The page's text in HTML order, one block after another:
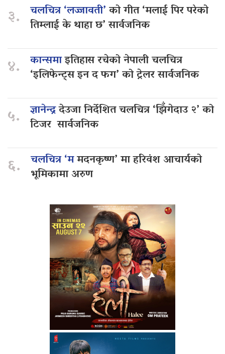
३. चलचित्र ‘लज्जावती’को गीत ‘मलाई पिर परेको
तिम्लाई के थाहा छ’ सार्वजनिक
४. कान्समाइतिहास रचेको नेपाली चलचित्र
‘इलिफेन्ट्स इन द फग’ को ट्रेलर सार्वजनिक
५. ज्ञानेन्द्रदेउजा निर्देशित चलचित्र ‘झिँगेदाउ २’ को
टिजर सार्वजनिक
६. चलचित्र ‘ममदनकृष्ण’ मा हरिवंश आचार्यको
भूमिकामा अरुण